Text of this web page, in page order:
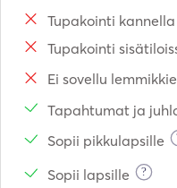
Tupakointi
Tupakointi
Ei sovellu
Tapahtumat ja
Sopii pikkulapsille
Sopii lapsille ?